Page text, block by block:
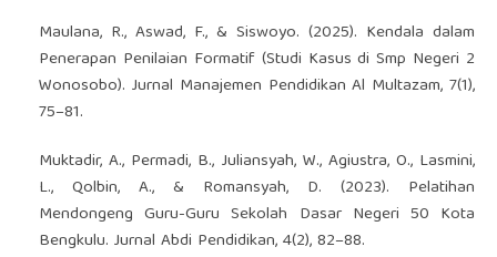
Maulana, R., Aswad, F., & Siswoyo. (2025). Kendala dalam
Penerapan Penilaian Formatif (Studi Kasus di Smp Negeri 2
Wonosobo). Jurnal Manajemen Pendidikan Al Multazam, 7(1),
75–81.
Muktadir, A., Permadi, B., Juliansyah, W., Agiustra, O., Lasmini,
L., Qolbin, A., & Romansyah, D. (2023). Pelatihan
Mendongeng Guru-Guru Sekolah Dasar Negeri 50 Kota
Bengkulu. Jurnal Abdi Pendidikan, 4(2), 82–88.